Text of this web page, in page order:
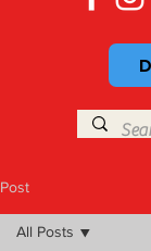
Post
All Posts